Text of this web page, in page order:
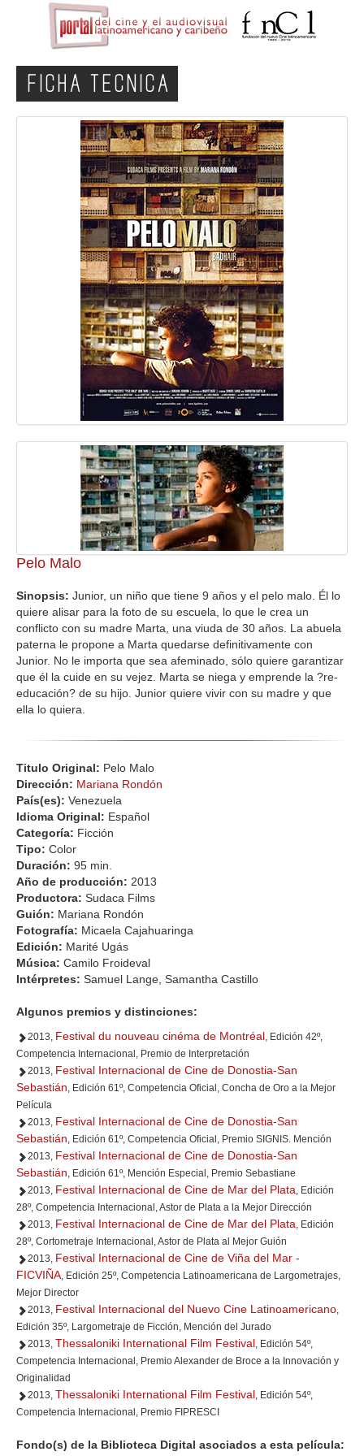
FICHA TECNICA
Pelo Malo
Sinopsis: Junior, un niño que tiene 9 años y el pelo malo. Él lo
quiere alisar para la foto de su escuela, lo que le crea un
conflicto con su madre Marta, una viuda de 30 años. La abuela
paterna le propone a Marta quedarse definitivamente con
Junior. No le importa que sea afeminado, sólo quiere garantizar
que él la cuide en su vejez. Marta se niega y emprende la ?re-
educación? de su hijo. Junior quiere vivir con su madre y que
ella lo quiera.
Titulo Original: Pelo Malo
Dirección: Mariana Rondón
País(es): Venezuela
Idioma Original: Español
Categoría: Ficción
Tipo: Color
Duración: 95 min.
Año de producción: 2013
Productora: Sudaca Films
Guión: Mariana Rondón
Fotografía: Micaela Cajahuaringa
Edición: Marité Ugás
Música: Camilo Froideval
Intérpretes: Samuel Lange, Samantha Castillo
Algunos premios y distinciones:
2013, Festival du nouveau cinéma de Montréal, Edición 42º,
Competencia Internacional, Premio de Interpretación
2013, Festival Internacional de Cine de Donostia-San
Sebastián, Edición 61º, Competencia Oficial, Concha de Oro a la Mejor
Película
2013, Festival Internacional de Cine de Donostia-San
Sebastián, Edición 61º, Competencia Oficial, Premio SIGNIS. Mención
2013, Festival Internacional de Cine de Donostia-San
Sebastián, Edición 61º, Mención Especial, Premio Sebastiane
2013, Festival Internacional de Cine de Mar del Plata, Edición
28º, Competencia Internacional, Astor de Plata a la Mejor Dirección
2013, Festival Internacional de Cine de Mar del Plata, Edición
28º, Cortometraje Internacional, Astor de Plata al Mejor Guión
2013, Festival Internacional de Cine de Viña del Mar -
FICVIÑA, Edición 25º, Competencia Latinoamericana de Largometrajes,
Mejor Director
2013, Festival Internacional del Nuevo Cine Latinoamericano,
Edición 35º, Largometraje de Ficción, Mención del Jurado
2013, Thessaloniki International Film Festival, Edición 54º,
Competencia Internacional, Premio Alexander de Broce a la Innovación y
Originalidad
2013, Thessaloniki International Film Festival, Edición 54º,
Competencia Internacional, Premio FIPRESCI
Fondo(s) de la Biblioteca Digital asociados a esta película: